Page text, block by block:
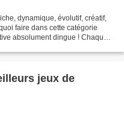
dynamique, évolutif, créatif,
faire dans cette catégorie
absolument dingue ! Chaque
jeux de